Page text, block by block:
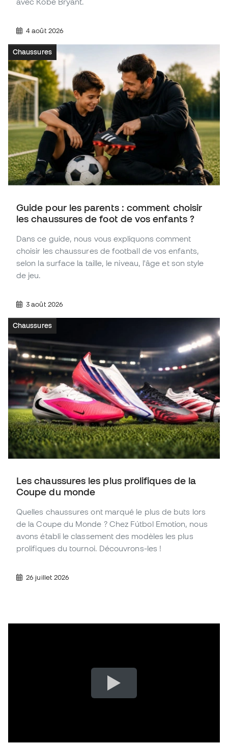
4 août 2026
Chaussures
Guide pour les parents : comment choisir
les chaussures de foot de vos enfants ?
Dans ce guide, nous vous expliquons comment
choisir les chaussures de football de vos enfants,
selon la surface la taille, le niveau, l'âge et son style
de jeu.
3 août 2026
Chaussures
Les chaussures les plus prolifiques de la
Coupe du monde
Quelles chaussures ont marqué le plus de buts lors
de la Coupe du Monde ? Chez Fútbol Emotion, nous
avons établi le classement des modèles les plus
prolifiques du tournoi. Découvrons-les !
26 juillet 2026